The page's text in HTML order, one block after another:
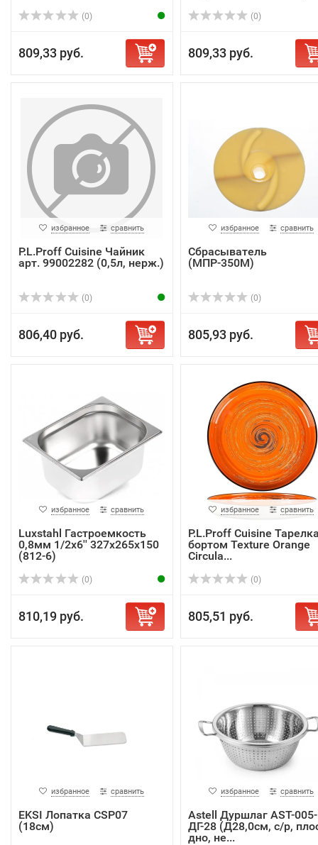
(0)
809,33 руб.
(0)
809,33 руб.
избранное сравнить
P.L.Proff Cuisine Чайник
арт. 99002282 (0,5л, нерж.)
(0)
806,40 руб.
избранное сравнить
Сбрасыватель
(МПР-350М)
(0)
805,93 руб.
избранное сравнить
Luxstahl Гастроемкость
0,8мм 1/2х6'' 327х265х150
(812-6)
(0)
810,19 руб.
избранное сравнить
P.L.Proff Cuisine
бортом Texture Orange
Circula...
(0)
805,51 руб.
избранное сравнить
EKSI Лопатка CSP07
(18см)
избранное сравнить
Astell Дуршлаг AST-005-
ДГ-28 (Д28,0см, с/р,
дно, не...